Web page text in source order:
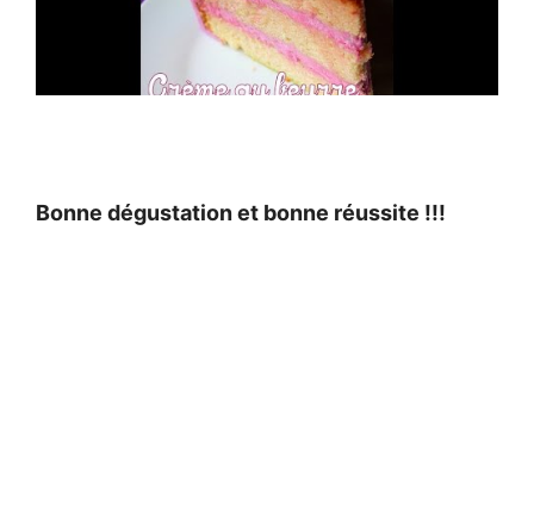
Bonne dégustation et bonne réussite !!!